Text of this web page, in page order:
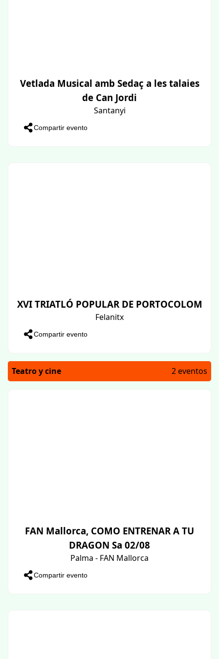
Vetlada Musical amb Sedaç a les talaies
de Can Jordi
Santanyi
Compartir evento
XVI TRIATLÓ POPULAR DE PORTOCOLOM
Felanitx
Compartir evento
Teatro y cine 2 eventos
FAN Mallorca, COMO ENTRENAR A TU
DRAGON Sa 02/08
Palma - FAN Mallorca
Compartir evento